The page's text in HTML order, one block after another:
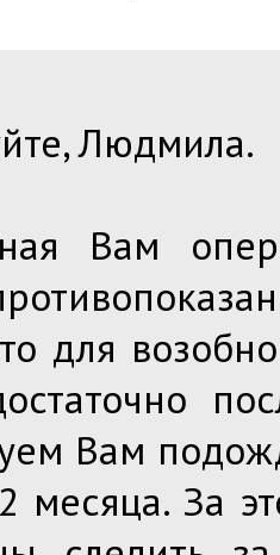
Людмила.
Вам
для
Вам
месяца. За